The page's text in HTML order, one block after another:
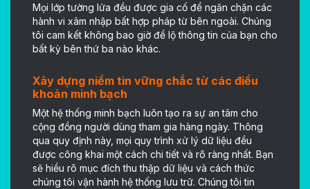
Mọi lớp tường lửa đều được gia cố để ngăn chặn các
hành vi xâm nhập bất hợp pháp từ bên ngoài. Chúng
tôi cam kết không bao giờ để lộ thông tin của bạn cho
bất kỳ bên thứ ba nào khác.
Xây dựng niềm tin vững chắc từ các điều
khoản minh bạch
Một hệ thống minh bạch luôn tạo ra sự an tâm cho
cộng đồng người dùng tham gia hàng ngày. Thông
qua quy định này, mọi quy trình xử lý dữ liệu đều
được công khai một cách chi tiết và rõ ràng nhất. Bạn
sẽ hiểu rõ mục đích thu thập dữ liệu và cách thức
chúng tôi vận hành hệ thống lưu trữ. Chúng tôi tin